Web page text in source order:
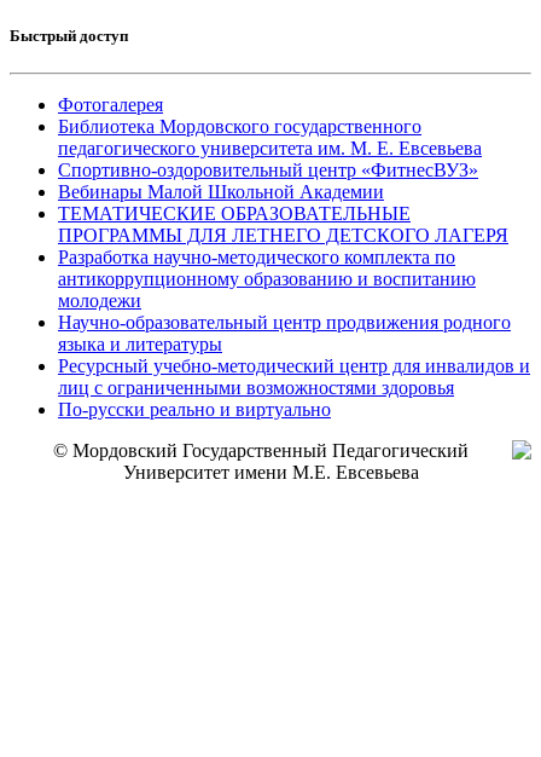
Быстрый доступ
Фотогалерея
Библиотека Мордовского государственного
педагогического университета им. М. Е. Евсевьева
Спортивно-оздоровительный центр «ФитнесВУЗ»
Вебинары Малой Школьной Академии
ТЕМАТИЧЕСКИЕ ОБРАЗОВАТЕЛЬНЫЕ
ПРОГРАММЫ ДЛЯ ЛЕТНЕГО ДЕТСКОГО ЛАГЕРЯ
Разработка научно-методического комплекта по
антикоррупционному образованию и воспитанию
молодежи
Научно-образовательный центр продвижения родного
языка и литературы
Ресурсный учебно-методический центр для инвалидов и
лиц с ограниченными возможностями здоровья
По-русски реально и виртуально
© Мордовский Государственный Педагогический
Университет имени М.Е. Евсевьева